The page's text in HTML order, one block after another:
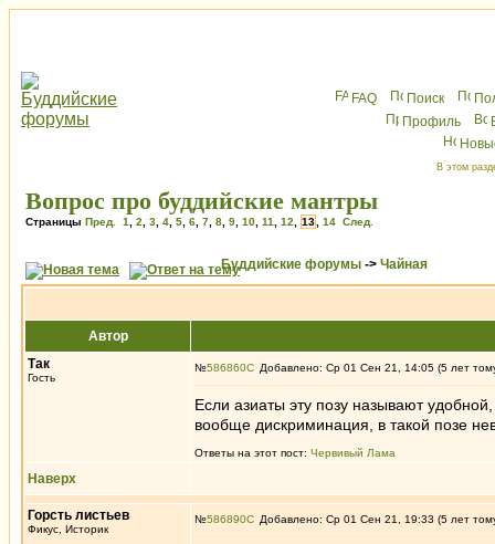
FAQ Поиск
Профиль
В этом
Вопрос про буддийские мантры
Страницы Пред. 1 2 3 4 5 6 7 8 9 10 11 12 13 14 След.
Буддийские форумы -> Чайная
Автор
Так
Гость
№586860 Добавлено: Ср 01 Сен 21, 14:05 (5 лет
Если азиаты эту позу называют
вообще дискриминация, в такой позе
Ответы на этот пост: Червивый Лама
Наверх
Горсть листьев
Фикус, Историк
№586890 Добавлено: Ср 01 Сен 21, 19:33 (5 лет